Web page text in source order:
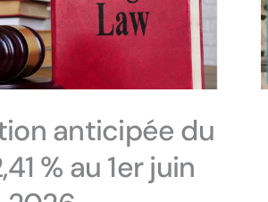
anticipée du
% au 1er juin